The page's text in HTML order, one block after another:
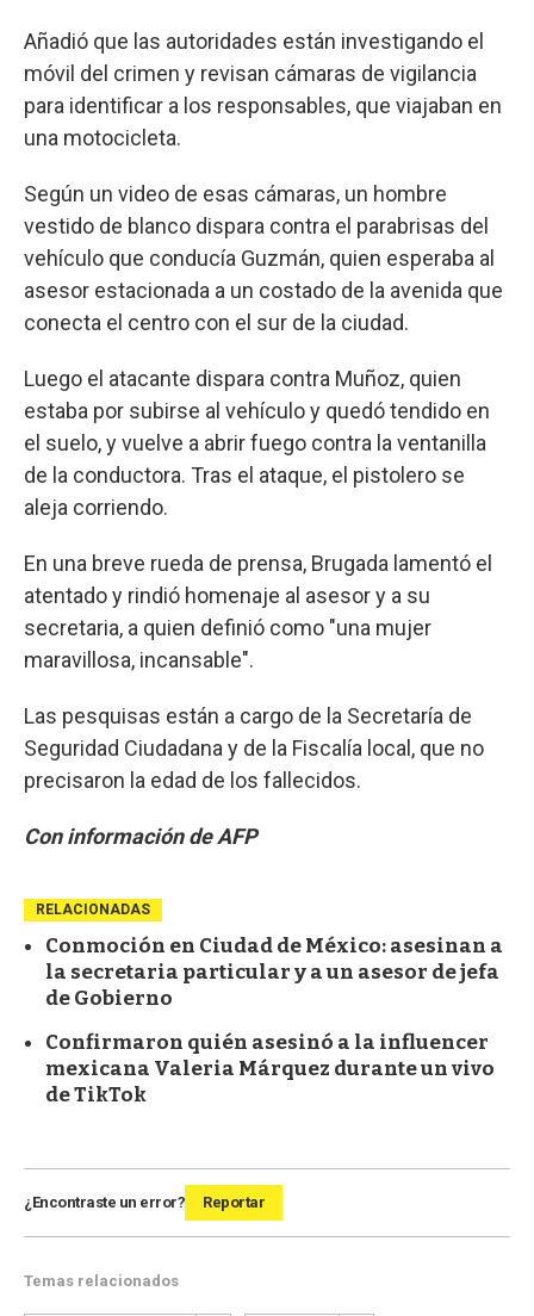
Añadió que las autoridades están investigando el
móvil del crimen y revisan cámaras de vigilancia
para identificar a los responsables, que viajaban en
una motocicleta.
Según un video de esas cámaras, un hombre
vestido de blanco dispara contra el parabrisas del
vehículo que conducía Guzmán, quien esperaba al
asesor estacionada a un costado de la avenida que
conecta el centro con el sur de la ciudad.
Luego el atacante dispara contra Muñoz, quien
estaba por subirse al vehículo y quedó tendido en
el suelo, y vuelve a abrir fuego contra la ventanilla
de la conductora. Tras el ataque, el pistolero se
aleja corriendo.
En una breve rueda de prensa, Brugada lamentó el
atentado y rindió homenaje al asesor y a su
secretaria, a quien definió como "una mujer
maravillosa, incansable".
Las pesquisas están a cargo de la Secretaría de
Seguridad Ciudadana y de la Fiscalía local, que no
precisaron la edad de los fallecidos.
Con información de AFP
RELACIONADAS
Conmoción en Ciudad de México: asesinan a
la secretaria particular y a un asesor de jefa
de Gobierno
Confirmaron quién asesinó a la influencer
mexicana Valeria Márquez durante un vivo
de TikTok
¿Encontraste un error? Reportar
Temas relacionados